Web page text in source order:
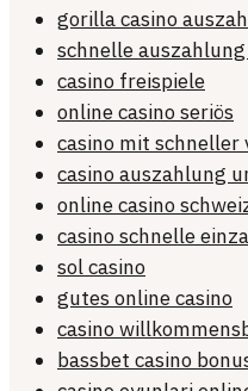
gorilla casino
schnelle
casino freispiele
online casino seriös
casino mit schneller
casino auszahlung
online casino
casino schnelle
sol casino
gutes online casino
casino
bassbet casino